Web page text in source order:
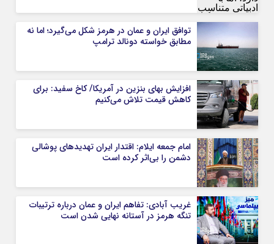
مرا به خاطر بسپار
توافق ایران و عمان در هرمز شکل می‌گیرد؛ اما نه
مطابق خواسته دونالد ترامپ
افزایش بهای بنزین در آمریکا/ کاخ سفید: برای
کاهش قیمت تلاش می‌کنیم
امام جمعه ایلام: اقتدار ایران تهدیدهای پوشالی
دشمن را بی‌اثر کرده است
غریب آبادی: تفاهم ایران و عمان درباره ترتیبات
تنگه هرمز در آستانه نهایی شدن است